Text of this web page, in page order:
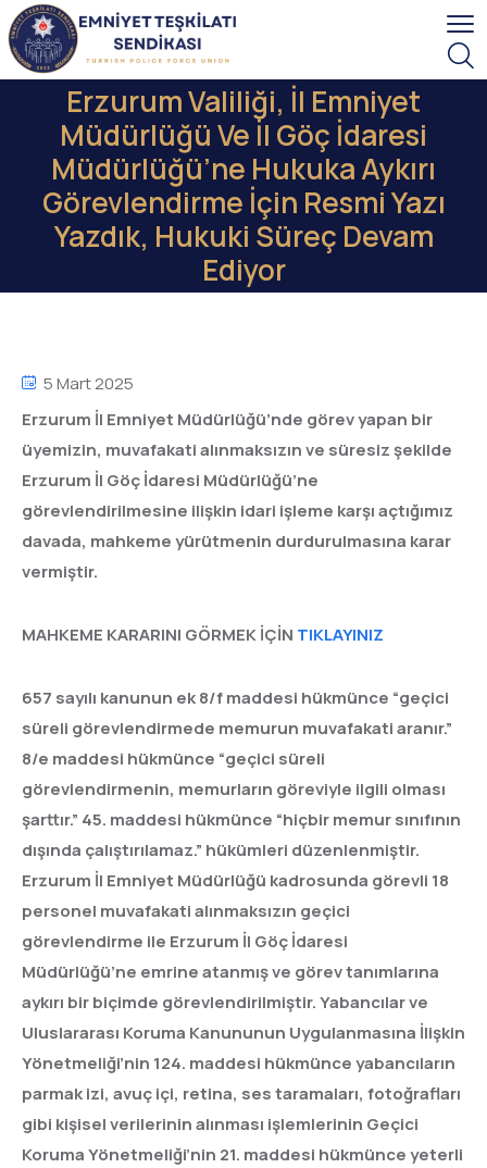
Erzurum Valiliği, İl Emniyet
Müdürlüğü Ve İl Göç İdaresi
Müdürlüğü’ne Hukuka Aykırı
Görevlendirme İçin Resmi Yazı
Yazdık, Hukuki Süreç Devam
Ediyor
5 Mart 2025
Erzurum İl Emniyet Müdürlüğü’nde görev yapan bir
üyemizin, muvafakati alınmaksızın ve süresiz şekilde
Erzurum İl Göç İdaresi Müdürlüğü’ne
görevlendirilmesine ilişkin idari işleme karşı açtığımız
davada, mahkeme yürütmenin durdurulmasına karar
vermiştir.
MAHKEME KARARINI GÖRMEK İÇİN TIKLAYINIZ
657 sayılı kanunun ek 8/f maddesi hükmünce “geçici
süreli görevlendirmede memurun muvafakati aranır.”
8/e maddesi hükmünce “geçici süreli
görevlendirmenin, memurların göreviyle ilgili olması
şarttır.” 45. maddesi hükmünce “hiçbir memur sınıfının
dışında çalıştırılamaz.” hükümleri düzenlenmiştir.
Erzurum İl Emniyet Müdürlüğü kadrosunda görevli 18
personel muvafakati alınmaksızın geçici
görevlendirme ile Erzurum İl Göç İdaresi
Müdürlüğü’ne emrine atanmış ve görev tanımlarına
aykırı bir biçimde görevlendirilmiştir. Yabancılar ve
Uluslararası Koruma Kanununun Uygulanmasına İlişkin
Yönetmeliği’nin 124. maddesi hükmünce yabancıların
parmak izi, avuç içi, retina, ses taramaları, fotoğrafları
gibi kişisel verilerinin alınması işlemlerinin Geçici
Koruma Yönetmeliği’nin 21. maddesi hükmünce yeterli